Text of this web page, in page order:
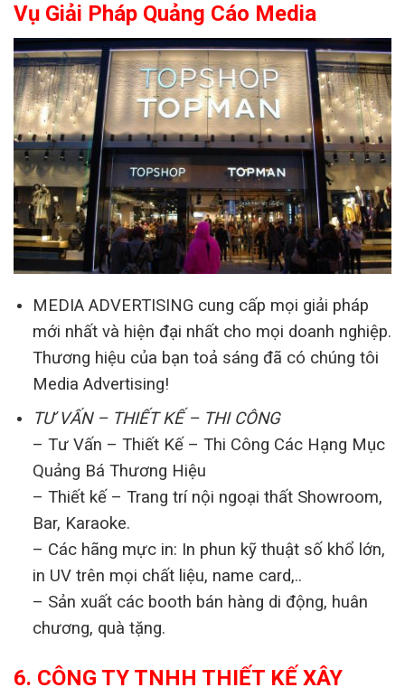
Vụ Giải Pháp Quảng Cáo Media
MEDIA ADVERTISING cung cấp mọi giải pháp
mới nhất và hiện đại nhất cho mọi doanh nghiệp.
Thương hiệu của bạn toả sáng đã có chúng tôi
Media Advertising!
TƯ VẤN – THIẾT KẾ – THI CÔNG
– Tư Vấn – Thiết Kế – Thi Công Các Hạng Mục
Quảng Bá Thương Hiệu
– Thiết kế – Trang trí nội ngoại thất Showroom,
Bar, Karaoke.
– Các hãng mực in: In phun kỹ thuật số khổ lớn,
in UV trên mọi chất liệu, name card,..
– Sản xuất các booth bán hàng di động, huân
chương, quà tặng.
6. CÔNG TY TNHH THIẾT KẾ XÂY